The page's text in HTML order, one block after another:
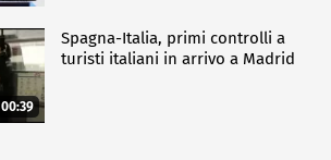
00:39
Spagna-Italia, primi controlli a
turisti italiani in arrivo a Madrid